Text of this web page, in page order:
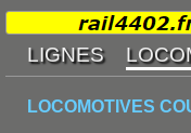
LOCOMOTIVES